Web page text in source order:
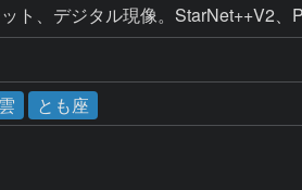
ト、デジタル現像。StarNet++V2、
とも座